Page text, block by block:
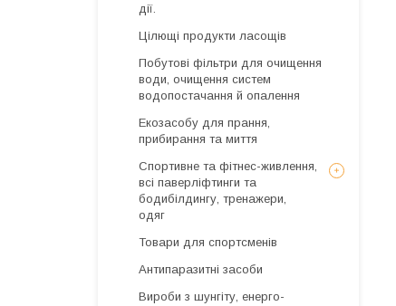
дії.
Цілющі продукти ласощів
Побутові фільтри для очищення
води, очищення систем
водопостачання й опалення
Екозасобу для прання,
прибирання та миття
Спортивне та фітнес-живлення,
всі паверліфтинги та
бодибілдингу, тренажери,
одяг
Товари для спортсменів
Антипаразитні засоби
Вироби з шунгіту, енерго-